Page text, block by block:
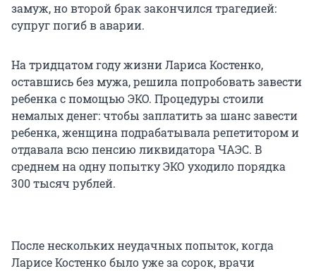
замуж, но второй брак закончился трагедией:
супруг погиб в аварии.
На тридцатом году жизни Лариса Костенко,
оставшись без мужа, решила попробовать завести
ребенка с помощью ЭКО. Процедуры стоили
немалых денег: чтобы заплатить за шанс завести
ребенка, женщина подрабатывала репетитором и
отдавала всю пенсию ликвидатора ЧАЭС. В
среднем на одну попытку ЭКО уходило порядка
300 тысяч рублей.
После нескольких неудачных попыток, когда
Ларисе Костенко было уже за сорок, врачи